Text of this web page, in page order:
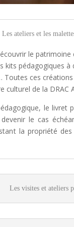
Les ateliers et les
le patrimoine
kits pédagogiques
Toutes ces créations
culturel de la
le livret
le cas
la propriété
Les visites et ateliers